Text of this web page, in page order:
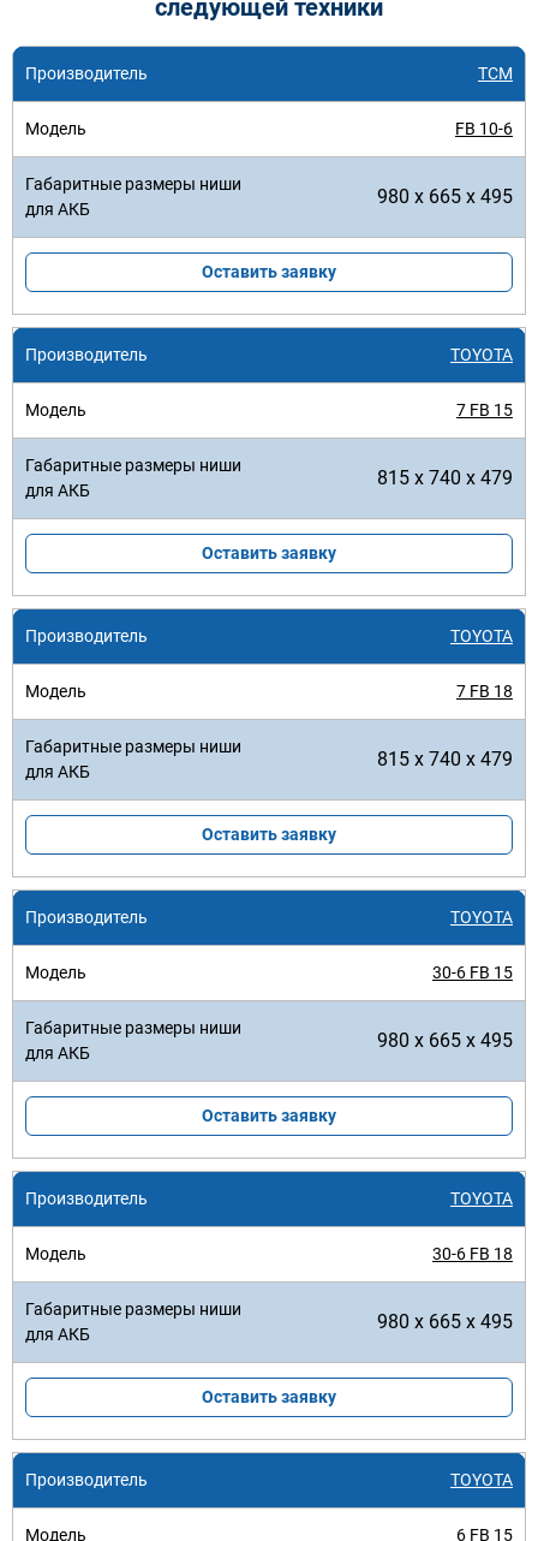
следующей техники
TCM
FB 10-6
980 x 665 x 495
Оставить заявку
TOYOTA
7 FB 15
815 x 740 x 479
Оставить заявку
TOYOTA
7 FB 18
815 x 740 x 479
Оставить заявку
TOYOTA
30-6 FB 15
980 x 665 x 495
Оставить заявку
TOYOTA
30-6 FB 18
980 x 665 x 495
Оставить заявку
TOYOTA
6 FB 15